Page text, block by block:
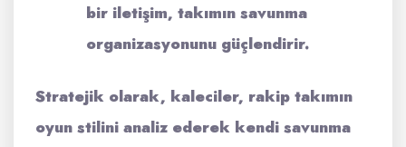
bir iletişim, takımın savunma
organizasyonunu güçlendirir.
Stratejik olarak, kaleciler, rakip takımın
oyun stilini analiz ederek kendi savunma